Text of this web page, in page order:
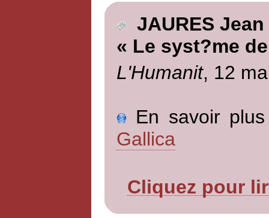
JAURES Jean
« Le syst?me
L'Humanit, 12
En savoir
Gallica
Cliquez pour